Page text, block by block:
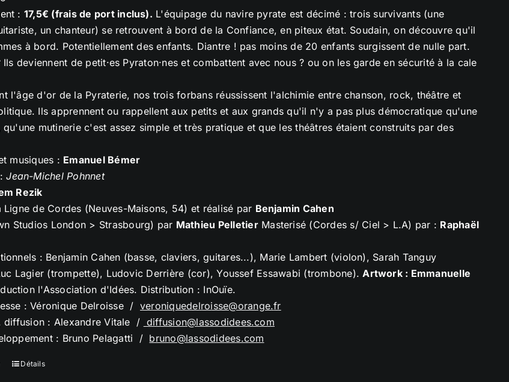
: 17,5€ (frais de port inclus). L'équipage du navire pyrate est décimé : trois survivants (une
un chanteur) se retrouvent à bord de la Confiance, en piteux état. Soudain, on découvre qu'il
à bord. Potentiellement des enfants. Diantre ! pas moins de 20 enfants surgissent de nulle part.
deviennent de petit·es Pyraton·nes et combattent avec nous ? ou on les garde en sécurité à la cale
l'âge d'or de la Pyraterie, nos trois forbans réussissent l'alchimie entre chanson, rock, théâtre et
Ils apprennent ou rappellent aux petits et aux grands qu'il n'y a pas plus démocratique qu'une
mutinerie c'est assez simple et très pratique et que les théâtres étaient construits par des
musiques : Emanuel Bémer
:Jean-Michel Pohnnet
Rezik
Ligne de Cordes (Neuves-Maisons, 54) et réalisé par Benjamin Cahen
Studios London > Strasbourg) par Mathieu PelletierMasterisé (Cordes s/ Ciel > L.A) par : Raphaël
: Benjamin Cahen (basse, claviers, guitares...), Marie Lambert (violon), Sarah Tanguy
Lagier (trompette), Ludovic Derrière (cor), Youssef Essawabi (trombone).Artwork : Emmanuelle
l'Association d'Idées. Distribution : InOuïe.
: Véronique Delroisse / veroniquedelroisse@orange.fr
diffusion : Alexandre Vitale / diffusion@lassodidees.com
: Bruno Pelagatti / bruno@lassodidees.com
Détails